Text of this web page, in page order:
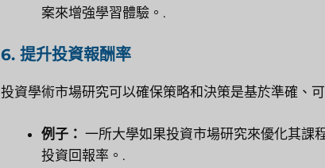
案來增強學習體驗。.
6. 提升投資報酬率
投資學術市場研究可以確保策略和決策是基於準確、
例子： 一所大學如果投資市場研究來優化其課
投資回報率。.